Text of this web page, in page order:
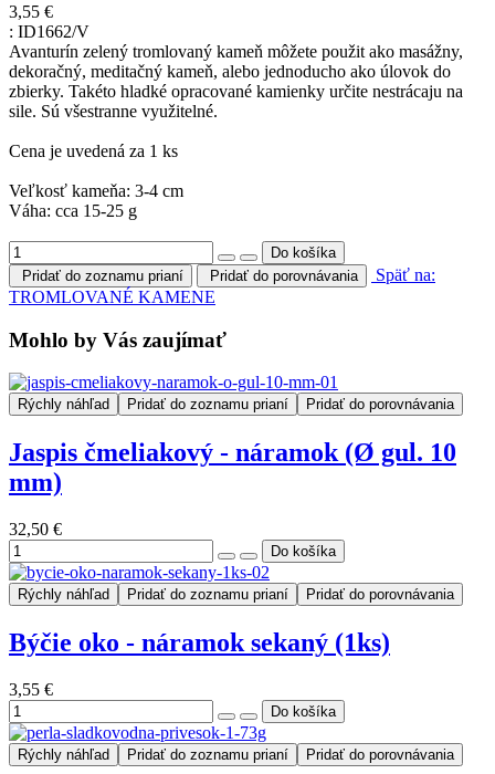
3,55 €
: ID1662/V
Avanturín zelený tromlovaný kameň môžete použit ako masážny,
dekoračný, meditačný kameň, alebo jednoducho ako úlovok do
zbierky. Takéto hladké opracované kamienky určite nestrácaju na
sile. Sú všestranne využitelné.
Cena je uvedená za 1 ks
Veľkosť kameňa: 3-4 cm
Váha: cca 15-25 g
Pridať do zoznamu prianí Pridať do porovnávania
Späť na:
TROMLOVANÉ KAMENE
Mohlo by Vás zaujímať
Rýchly náhľad Pridať do zoznamu prianí Pridať do porovnávania
Jaspis čmeliakový - náramok (Ø gul. 10
mm)
32,50 €
Rýchly náhľad Pridať do zoznamu prianí Pridať do porovnávania
Býčie oko - náramok sekaný (1ks)
3,55 €
Rýchly náhľad Pridať do zoznamu prianí Pridať do porovnávania